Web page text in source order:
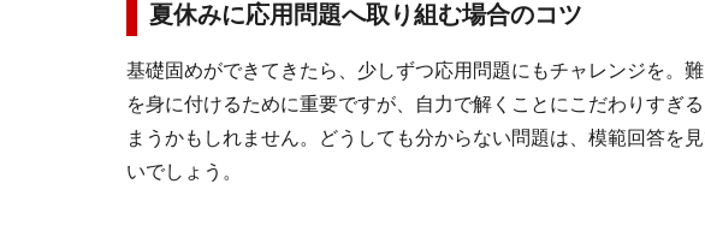
夏休みに応用問題へ取り組む場合のコツ
基礎固めができてきたら、少しずつ応用問題にもチャレンジを。
を身に付けるために重要ですが、自力で解くことにこだわりすぎ
まうかもしれません。どうしても分からない問題は、模範回答を
いでしょう。